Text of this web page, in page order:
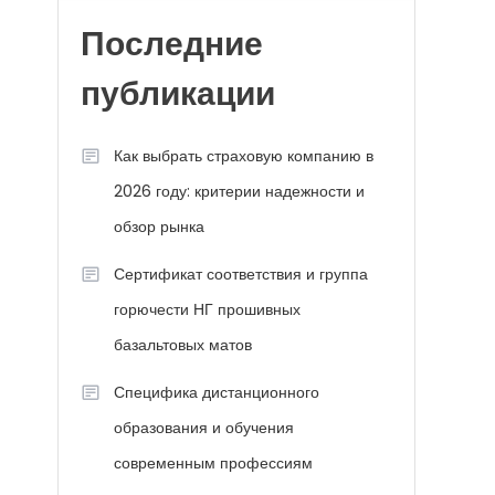
Последние
публикации
Как выбрать страховую компанию в
2026 году: критерии надежности и
обзор рынка
Сертификат соответствия и группа
горючести НГ прошивных
базальтовых матов
Специфика дистанционного
образования и обучения
современным профессиям